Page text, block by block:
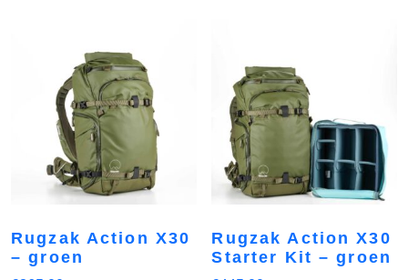
Rugzak Action X30
– groen
Rugzak Action X30
Starter Kit – groen